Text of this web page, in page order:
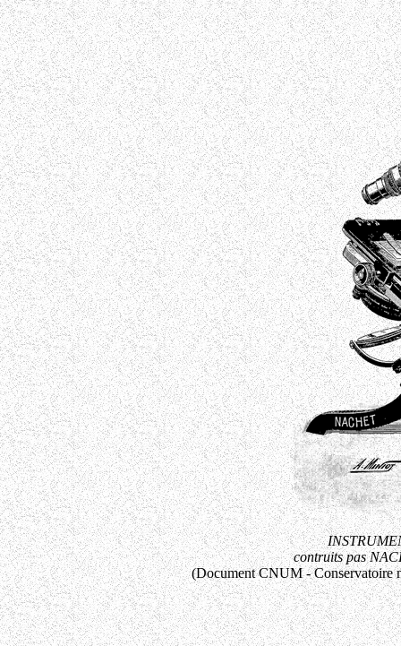
contruits pas
(Document CNUM - Conservatoire